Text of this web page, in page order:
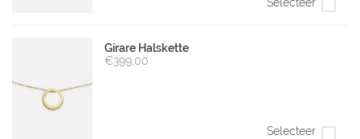
Girare Halskette
€399,00
Selecteer